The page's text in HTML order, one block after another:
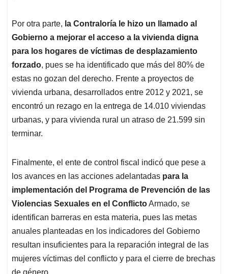
Por otra parte, la Contraloría le hizo un llamado al
Gobierno a mejorar el acceso a la vivienda digna
para los hogares de víctimas de desplazamiento
forzado, pues se ha identificado que más del 80% de
estas no gozan del derecho. Frente a proyectos de
vivienda urbana, desarrollados entre 2012 y 2021, se
encontró un rezago en la entrega de 14.010 viviendas
urbanas, y para vivienda rural un atraso de 21.599 sin
terminar.
Finalmente, el ente de control fiscal indicó que pese a
los avances en las acciones adelantadas para la
implementación del Programa de Prevención de las
Violencias Sexuales en el ConflictoArmado, se
identifican barreras en esta materia, pues las metas
anuales planteadas en los indicadores del Gobierno
resultan insuficientes para la reparación integral de las
mujeres víctimas del conflicto y para el cierre de brechas